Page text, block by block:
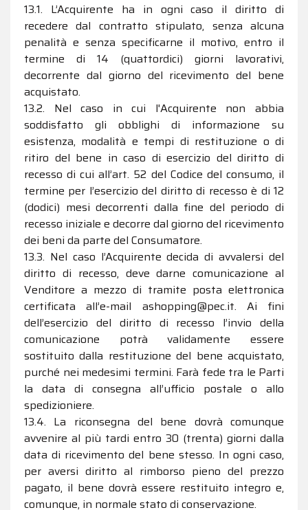
13.1. L’Acquirente ha in ogni caso il diritto di
recedere dal contratto stipulato, senza alcuna
penalità e senza specificarne il motivo, entro il
termine di 14 (quattordici) giorni lavorativi,
decorrente dal giorno del ricevimento del bene
acquistato.
13.2. Nel caso in cui l'Acquirente non abbia
soddisfatto gli obblighi di informazione su
esistenza, modalità e tempi di restituzione o di
ritiro del bene in caso di esercizio del diritto di
recesso di cui all’art. 52 del Codice del consumo, il
termine per l’esercizio del diritto di recesso è di 12
(dodici) mesi decorrenti dalla fine del periodo di
recesso iniziale e decorre dal giorno del ricevimento
dei beni da parte del Consumatore.
13.3. Nel caso l’Acquirente decida di avvalersi del
diritto di recesso, deve darne comunicazione al
Venditore a mezzo di tramite posta elettronica
certificata all’e-mail ashopping@pec.it. Ai fini
dell’esercizio del diritto di recesso l’invio della
comunicazione potrà validamente essere
sostituito dalla restituzione del bene acquistato,
purché nei medesimi termini. Farà fede tra le Parti
la data di consegna all’ufficio postale o allo
spedizioniere.
13.4. La riconsegna del bene dovrà comunque
avvenire al più tardi entro 30 (trenta) giorni dalla
data di ricevimento del bene stesso. In ogni caso,
per aversi diritto al rimborso pieno del prezzo
pagato, il bene dovrà essere restituito integro e,
comunque, in normale stato di conservazione.